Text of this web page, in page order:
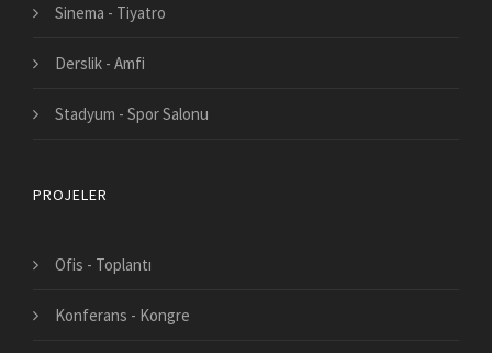
Sinema - Tiyatro
Derslik - Amfi
Stadyum - Spor Salonu
PROJELER
Ofis - Toplantı
Konferans - Kongre